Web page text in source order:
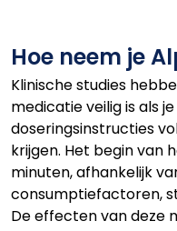
Hoe neem je
Klinische studies
medicatie veilig is als
doseringsinstructies
krijgen. Het begin van
minuten, afhankelijk
consumptiefactoren,
De effecten van deze